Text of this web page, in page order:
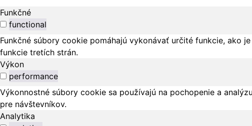
Funkčné
functional
Funkčné súbory cookie pomáhajú vykonávať určité funkcie, ako
funkcie tretích strán.
Výkon
performance
Výkonnostné súbory cookie sa používajú na pochopenie a
pre návštevníkov.
Analytika